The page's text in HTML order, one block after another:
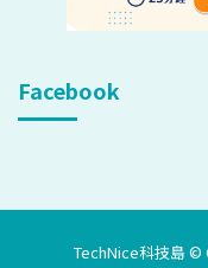
Facebook
TechNice科技島 ©